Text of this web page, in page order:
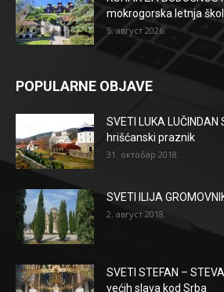
mokrogorska letnja
5. август 2026.
POPULARNE OBJAVE
SVETI LUKA
hrišćanski praznik
31. октобар 2018.
SVETI ILIJA
2. август 2018.
SVETI STEFAN –
većih slava kod Srba